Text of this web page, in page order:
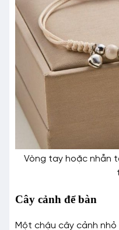
Vòng tay hoặc nhẫn
Cây cảnh để bàn
Một chậu cây cảnh